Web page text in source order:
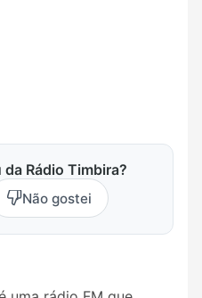
Rádio Timbira?
Não gostei